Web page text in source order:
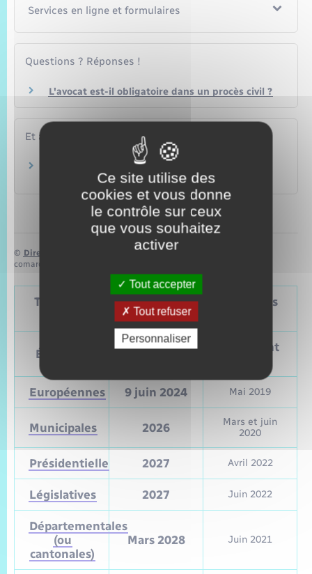
Services en ligne et formulaires
Questions ? Réponses !
L'avocat est-il obligatoire dans un procès civil ?
Et aussi
Faire appel d'un jugement civil ou pénal
© Direction de l’information légale et administrative
comarquage developpé par
Tableau – Dates et périodicité des élections
politiques
Élections
Prochain
Précédent
Européennes 9 juin 2024 Mai 2019
Municipales 2026
Mars et juin
2020
Présidentielle 2027 Avril 2022
Législatives 2027 Juin 2022
Départementales
(ou
cantonales)
Mars 2028 Juin 2021
Ce site utilise des
cookies et vous donne
le contrôle sur ceux
que vous souhaitez
activer
Tout accepter
Tout refuser
Personnaliser